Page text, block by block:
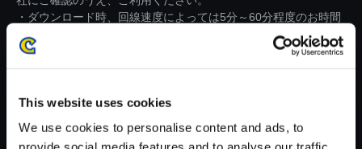
This website uses cookies
We use cookies to personalise content and ads, to
・ダウンロード時、回線速度によっては5分～60分程度のお時間
がかかる場合がございます。
※ご購入いただいたファイルのダウンロードの際には、通信環境
が安定しているWifi環境でお試しください。